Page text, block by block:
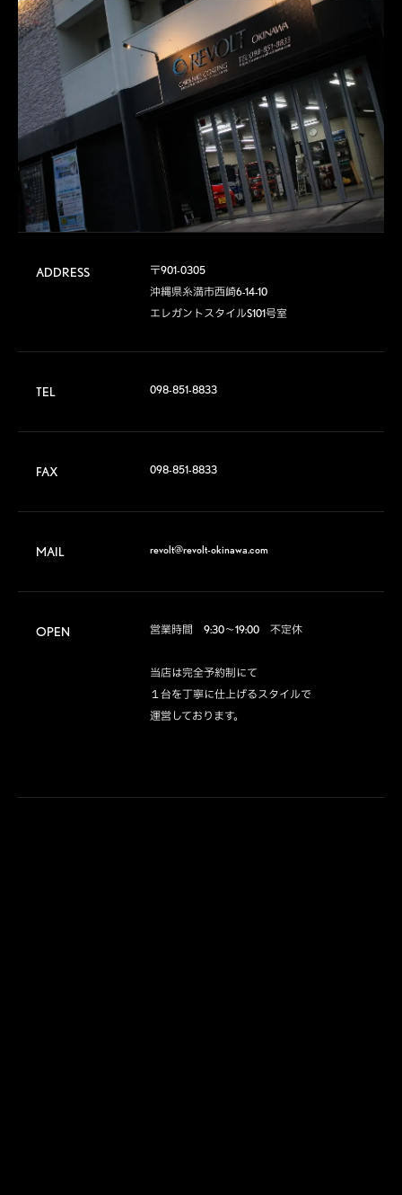
ADDRESS
〒901-0305
沖縄県糸満市西崎6-14-10
エレガントスタイルS101号室
TEL 098-851-8833
FAX 098-851-8833
MAIL revolt@revolt-okinawa.com
OPEN 営業時間　9:30～19:00　不定休
当店は完全予約制にて
１台を丁寧に仕上げるスタイルで
運営しております。